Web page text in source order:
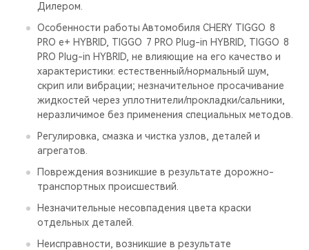
Дилером.
Особенности работы Автомобиля CHERY TIGGO 8
PRO е+ HYBRID, TIGGO 7 PRO Plug-in HYBRID, TIGGO 8
PRO Plug-in HYBRID, не влияющие на его качество и
характеристики: естественный/нормальный шум,
скрип или вибрации; незначительное просачивание
жидкостей через уплотнители/прокладки/сальники,
неразличимое без применения специальных методов.
Регулировка, смазка и чистка узлов, деталей и
агрегатов.
Повреждения возникшие в результате дорожно-
транспортных происшествий.
Незначительные несовпадения цвета краски
отдельных деталей.
Неисправности, возникшие в результате